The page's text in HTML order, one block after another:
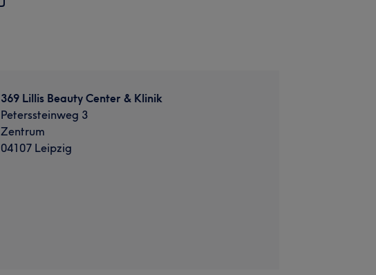
369 Lillis Beauty Center & Klinik
Peterssteinweg 3
Zentrum
04107 Leipzig